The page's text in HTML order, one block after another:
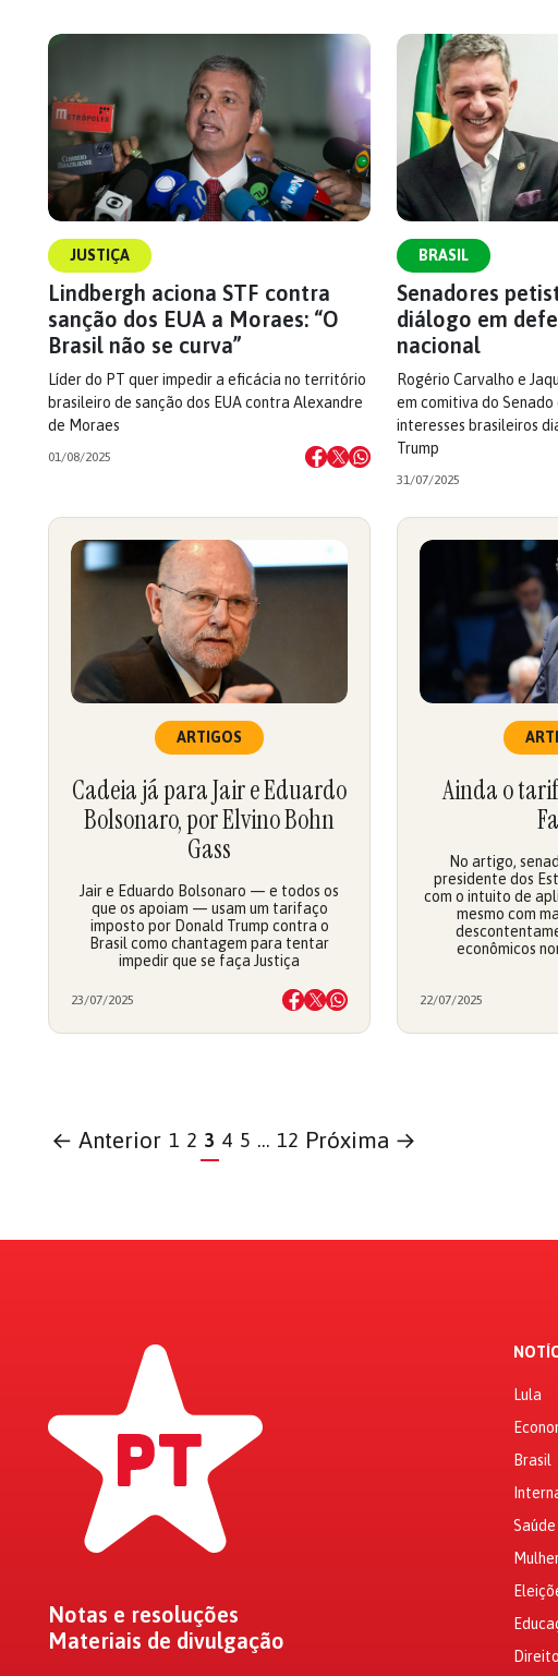
JUSTIÇA
Lindbergh aciona STF contra
sanção dos EUA a Moraes: “O
Brasil não se curva”
Líder do PT quer impedir a eficácia no território
brasileiro de sanção dos EUA contra Alexandre
de Moraes
01/08/2025
BRASIL
Senadores
diálogo em
nacional
Rogério Carvalho e
em comitiva do
interesses brasileiros
Trump
31/07/2025
ARTIGOS
Cadeia já para Jair e Eduardo
Bolsonaro, por Elvino Bohn
Gass
Jair e Eduardo Bolsonaro — e todos os
que os apoiam — usam um tarifaço
imposto por Donald Trump contra o
Brasil como chantagem para tentar
impedir que se faça Justiça
23/07/2025
Ainda o
No artigo,
presidente dos
com o intuito de
mesmo com
econômicos
22/07/2025
← Anterior 1 2 3 4 5 … 12 Próxima →
Notas e resoluções
Materiais de divulgação
Lula
Brasil
Saúde